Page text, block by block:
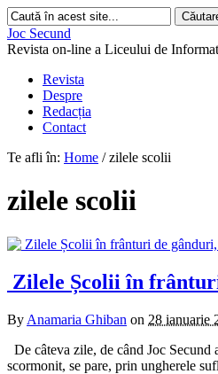
Joc Secund
Revista on-line a Liceului de
Revista
Despre
Redacția
Contact
Te afli în: Home / zilele scolii
zilele scolii
Zilele Școlii în
By Anamaria Ghiban on 28 ianuarie
De câteva zile, de când Joc
scormonit, se pare, prin ungherele